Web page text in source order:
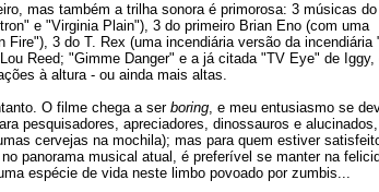
mas também a trilha sonora é primorosa: 3 músicas do
e "Virginia Plain"), 3 do primeiro Brian Eno (com uma
3 do T. Rex (uma incendiária versão da incendiária
Reed; "Gimme Danger" e a já citada "TV Eye" de Iggy,
à altura - ou ainda mais altas.
O filme chega a serboring, e meu entusiasmo se
pesquisadores, apreciadores, dinossauros e
cervejas na mochila); mas para quem estiver
panorama musical atual, é preferível se manter na
espécie de vida neste limbo povoado por zumbis...